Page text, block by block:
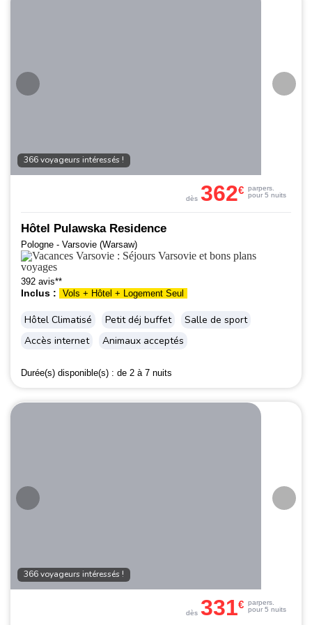
366 voyageurs intéressés !
Hôtel Pulawska Residence
Pologne - Varsovie (Warsaw)
392 avis**
Inclus : Vols + Hôtel + Logement Seul
Hôtel Climatisé Petit déj buffet
Salle de sport
Accès internet
Animaux acceptés
Durée(s) disponible(s) : de 2 à 7 nuits
dès 362€ parpers.
pour 5 nuits
366 voyageurs intéressés !
dès 331€ parpers.
pour 5 nuits